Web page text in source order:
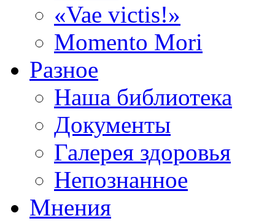
«Vae victis!»
Momento Mori
Разное
Наша библиотека
Документы
Галерея здоровья
Непознанное
Мнения